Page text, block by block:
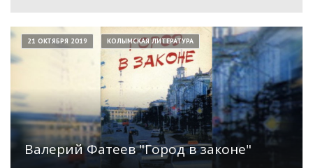
Валерий Фатеев "Город в законе"
21 ОКТЯБРЯ 2019 КОЛЫМСКАЯ ЛИТЕРАТУРА